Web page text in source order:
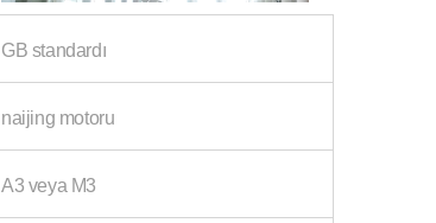
GB standardı
naijing motoru
A3 veya M3